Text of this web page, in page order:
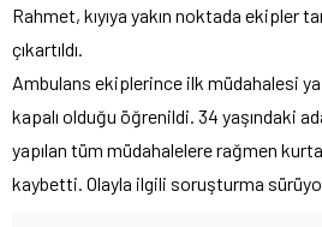
Rahmet, kıyıya yakın noktada ekipler
çıkartıldı.
Ambulans ekiplerince ilk müdahalesi
kapalı olduğu öğrenildi. 34 yaşındaki
yapılan tüm müdahalelere rağmen
kaybetti. Olayla ilgili soruşturma